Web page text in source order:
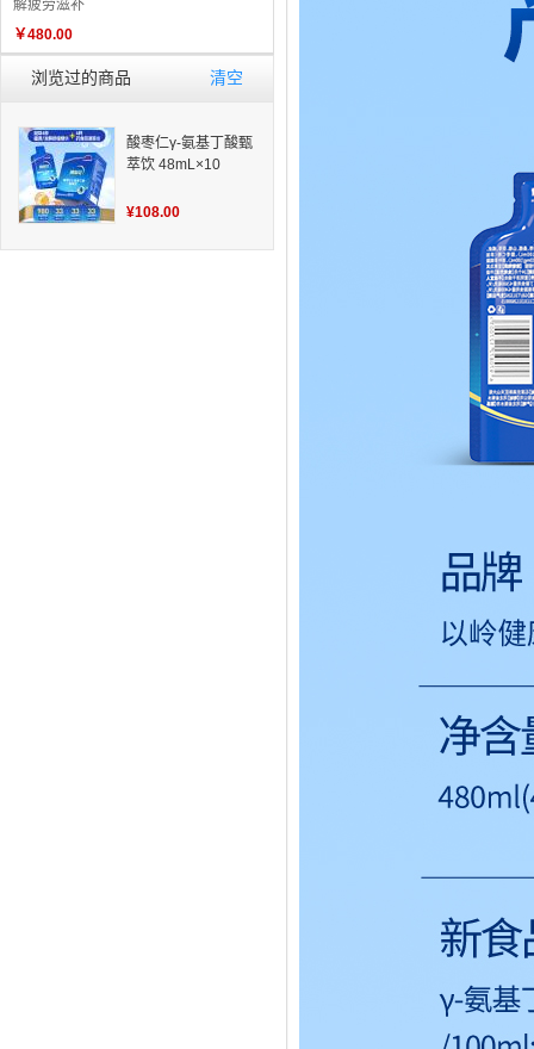
解疲劳滋补
￥480.00
浏览过的商品 清空
酸枣仁γ-氨基丁酸甄
萃饮 48mL×10
¥108.00